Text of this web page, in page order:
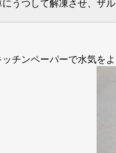
うつして解凍させ、ザ
チンペーパーで水気を